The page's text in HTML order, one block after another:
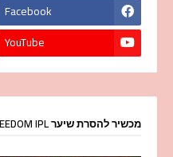
Facebook
YouTube
מכשיר להסרת שיער SILKN FLASH & GO FREEDOM IPL